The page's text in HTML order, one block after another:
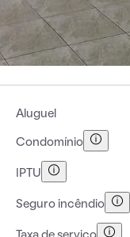
Aluguel
Condomínio
IPTU
Seguro incêndio